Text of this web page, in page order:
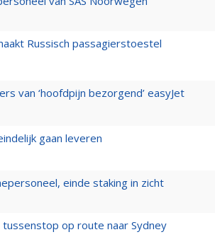
Russisch passagierstoestel
van ‘hoofdpijn bezorgend’ easyJet
gaan leveren
einde staking in zicht
op route naar Sydney